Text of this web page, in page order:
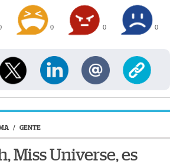
0 0 0
/ GENTE
Miss Universe, es